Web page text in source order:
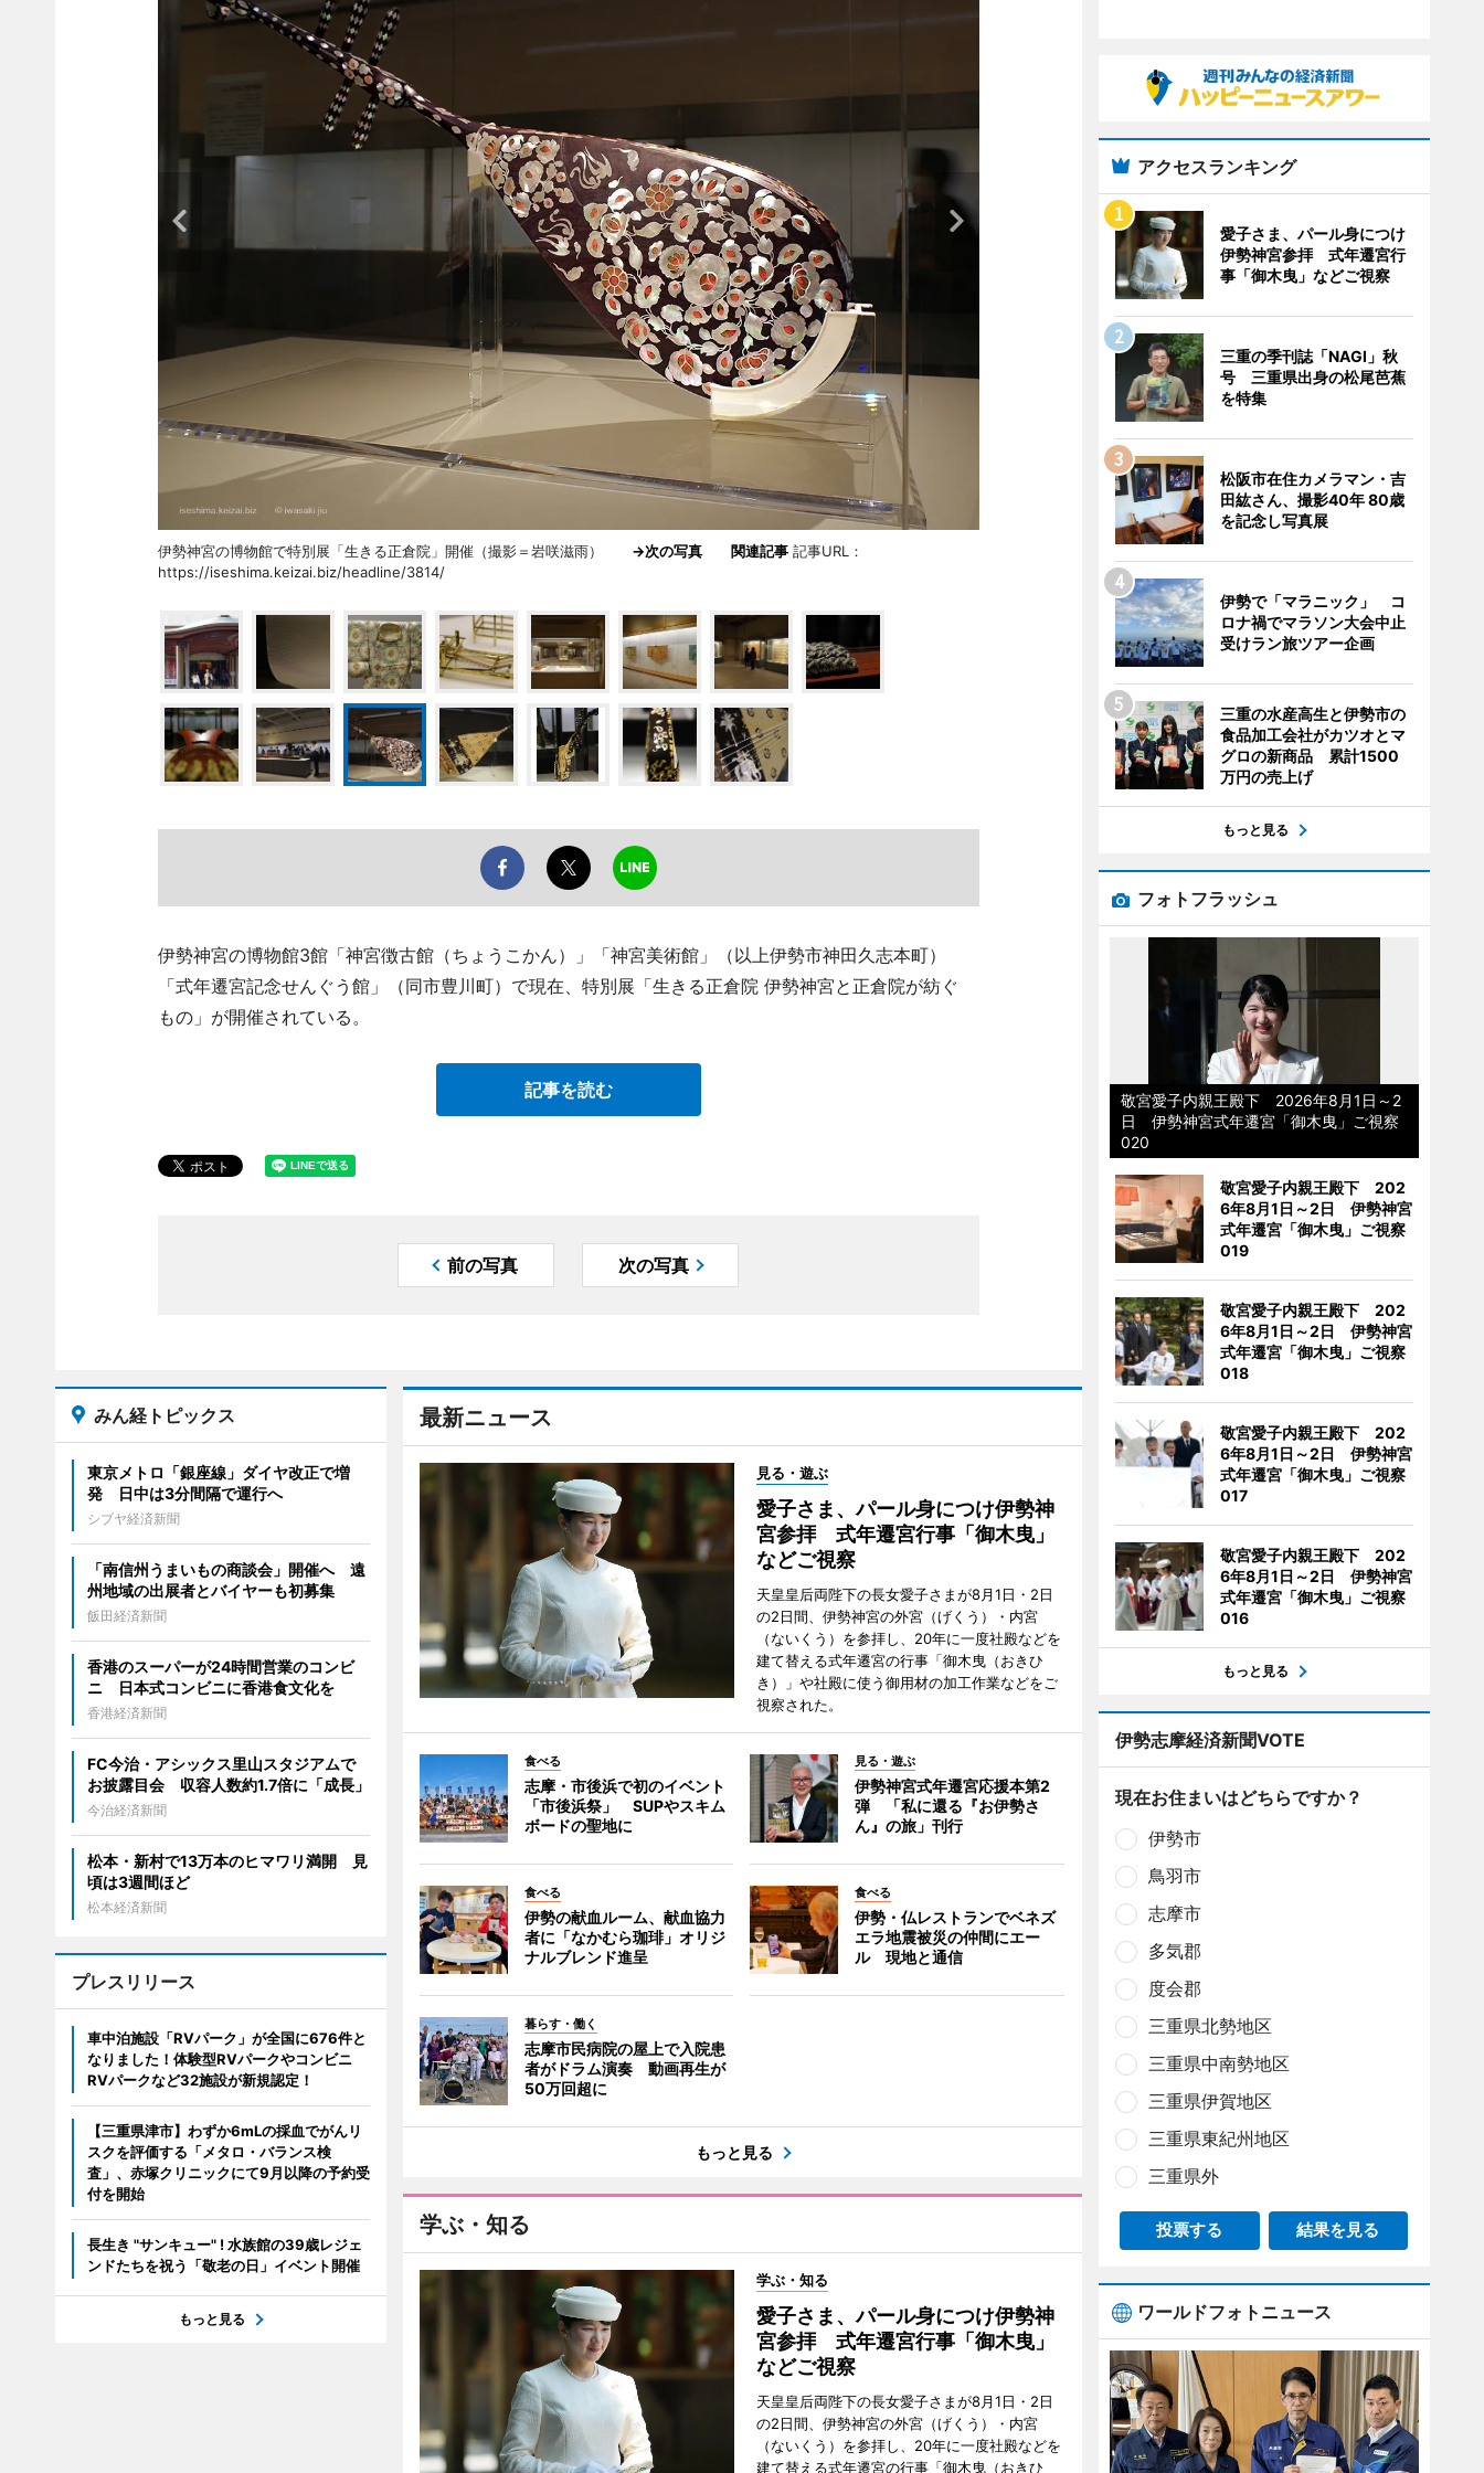
伊勢神宮の博物館で特別展「生きる正倉院」開催（撮影＝岩咲滋雨） →次の写真 関連記事記事URL：
https://iseshima.keizai.biz/headline/3814/
伊勢神宮の博物館3館「神宮徴古館（ちょうこかん）」「神宮美術館」（以上伊勢市神田久志本町）
「式年遷宮記念せんぐう館」（同市豊川町）で現在、特別展「生きる正倉院 伊勢神宮と正倉院が紡ぐ
もの」が開催されている。
記事を読む
前の写真 次の写真
最新ニュース
見る・遊ぶ
愛子さま、パール身につけ伊勢神
宮参拝 式年遷宮行事「御木曳」
などご視察
天皇皇后両陛下の長女愛子さまが8月1日・2日
の2日間、伊勢神宮の外宮（げくう）・内宮
（ないくう）を参拝し、20年に一度社殿などを
建て替える式年遷宮の行事「御木曳（おきひ
き）」や社殿に使う御用材の加工作業などをご
視察された。
食べる
志摩・市後浜で初のイベント
「市後浜祭」 SUPやスキム
ボードの聖地に
見る・遊ぶ
伊勢神宮式年遷宮応援本第2
弾 「私に還る『お伊勢さ
ん』の旅」刊行
食べる
伊勢の献血ルーム、献血協力
者に「なかむら珈琲」オリジ
ナルブレンド進呈
食べる
伊勢・仏レストランでベネズ
エラ地震被災の仲間にエー
ル 現地と通信
暮らす・働く
志摩市民病院の屋上で入院患
者がドラム演奏 動画再生が
50万回超に
もっと見る
学ぶ・知る
学ぶ・知る
愛子さま、パール身につけ伊勢神
宮参拝 式年遷宮行事「御木曳」
などご視察
天皇皇后両陛下の長女愛子さまが8月1日・2日
の2日間、伊勢神宮の外宮（げくう）・内宮
（ないくう）を参拝し、20年に一度社殿などを
建て替える式年遷宮の行事「御木曳（おきひ
みん経トピックス
東京メトロ「銀座線」ダイヤ改正で増
発 日中は3分間隔で運行へ
シブヤ経済新聞
「南信州うまいもの商談会」開催へ 遠
州地域の出展者とバイヤーも初募集
飯田経済新聞
香港のスーパーが24時間営業のコンビ
ニ 日本式コンビニに香港食文化を
香港経済新聞
FC今治・アシックス里山スタジアムで
お披露目会 収容人数約1.7倍に「成長」
今治経済新聞
松本・新村で13万本のヒマワリ満開 見
頃は3週間ほど
松本経済新聞
プレスリリース
車中泊施設「RVパーク」が全国に676件と
なりました！体験型RVパークやコンビニ
RVパークなど32施設が新規認定！
【三重県津市】わずか6mLの採血でがんリ
スクを評価する「メタロ・バランス検
査」、赤塚クリニックにて9月以降の予約受
付を開始
長生き "サンキュー" ! 水族館の39歳レジェ
ンドたちを祝う「敬老の日」イベント開催
もっと見る
アクセスランキング
愛子さま、パール身につけ
伊勢神宮参拝 式年遷宮行
事「御木曳」などご視察
三重の季刊誌「NAGI」秋
号 三重県出身の松尾芭蕉
を特集
松阪市在住カメラマン・吉
田紘さん、撮影40年 80歳
を記念し写真展
伊勢で「マラニック」 コ
ロナ禍でマラソン大会中止
受けラン旅ツアー企画
三重の水産高生と伊勢市の
食品加工会社がカツオとマ
グロの新商品 累計1500
万円の売上げ
もっと見る
フォトフラッシュ
敬宮愛子内親王殿下 2026年8月1日～2
日 伊勢神宮式年遷宮「御木曳」ご視察
020
敬宮愛子内親王殿下 202
6年8月1日～2日 伊勢神宮
式年遷宮「御木曳」ご視察
019
敬宮愛子内親王殿下 202
6年8月1日～2日 伊勢神宮
式年遷宮「御木曳」ご視察
018
敬宮愛子内親王殿下 202
6年8月1日～2日 伊勢神宮
式年遷宮「御木曳」ご視察
017
敬宮愛子内親王殿下 202
6年8月1日～2日 伊勢神宮
式年遷宮「御木曳」ご視察
016
もっと見る
伊勢志摩経済新聞VOTE
現在お住まいはどちらですか？
伊勢市
鳥羽市
志摩市
多気郡
度会郡
三重県北勢地区
三重県中南勢地区
三重県伊賀地区
三重県東紀州地区
三重県外
投票する 結果を見る
ワールドフォトニュース